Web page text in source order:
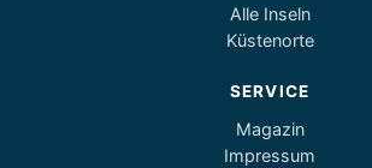
Alle Inseln
Küstenorte
SERVICE
Magazin
Impressum